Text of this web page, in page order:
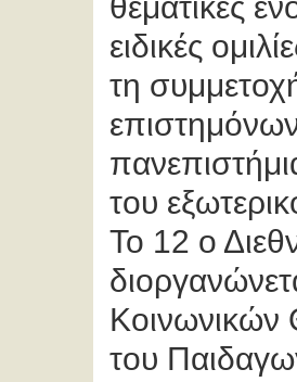
ειδικές
τη
του
Το 12 ο
του